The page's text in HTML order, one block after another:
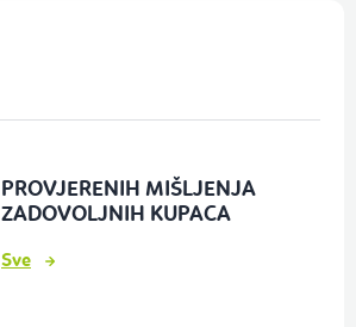
PROVJERENIH MIŠLJENJA
ZADOVOLJNIH KUPACA
Sve